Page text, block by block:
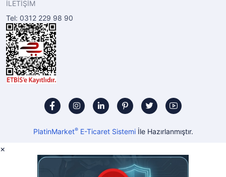
İLETİŞİM
Tel: 0312 229 98 90
PlatinMarket®E-Ticaret Sistemiİle Hazırlanmıştır.
×